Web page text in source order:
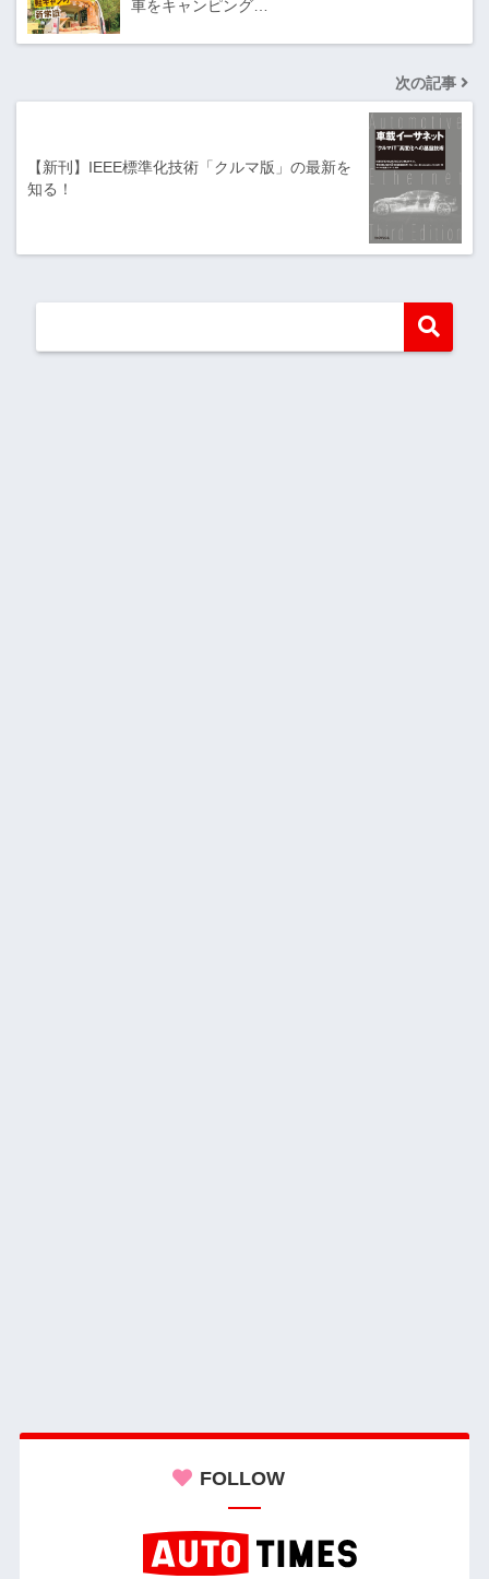
車をキャンピング…
次の記事
【新刊】IEEE標準化技術「クルマ版」の最新を
知る！
FOLLOW